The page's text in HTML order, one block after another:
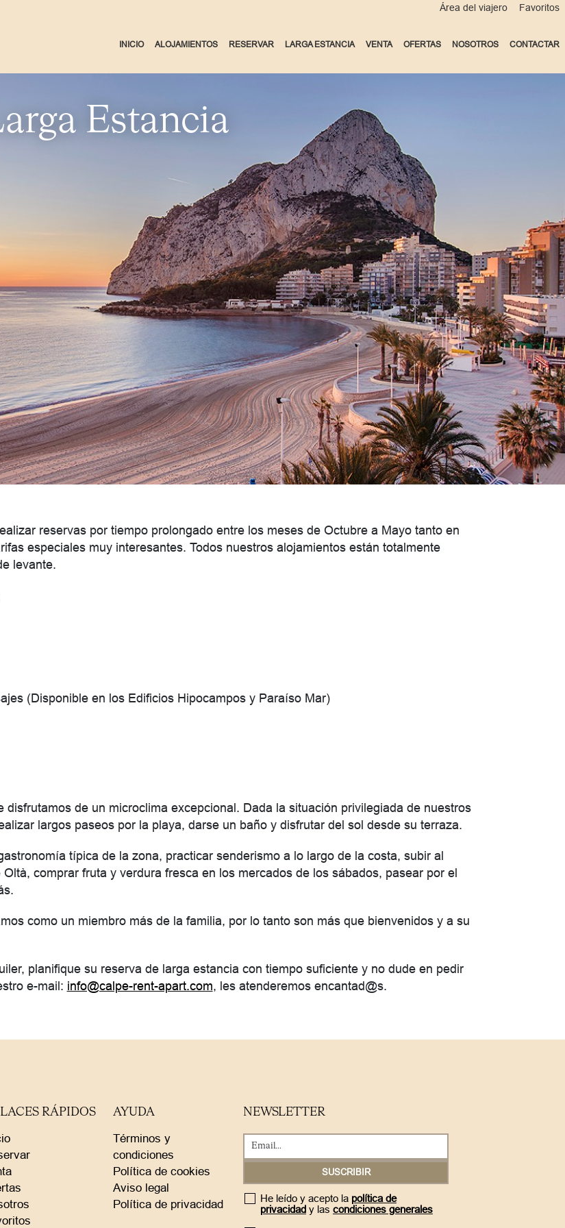
Favoritos
Área del viajero
INICIO ALOJAMIENTOS RESERVAR LARGA ESTANCIA VENTA OFERTAS NOSOTROS CONTACTAR
Estancia
reservas por tiempo prolongado entre los meses de Octubre a Mayo tanto en
especiales muy interesantes. Todos nuestros alojamientos están totalmente
levante.
(Disponible en los Edificios Hipocampos y Paraíso Mar)
de un microclima excepcional. Dada la situación privilegiada de nuestros
largos paseos por la playa, darse un baño y disfrutar del sol desde su terraza.
típica de la zona, practicar senderismo a lo largo de la costa, subir al
comprar fruta y verdura fresca en los mercados de los sábados, pasear por el
como un miembro más de la familia, por lo tanto son más que bienvenidos y a su
planifique su reserva de larga estancia con tiempo suficiente y no dude en pedir
e-mail: info@calpe-rent-apart.com, les atenderemos encantad@s.
RÁPIDOS AYUDA
Términos y
condiciones
Política de cookies
Aviso legal
Política de privacidad
NEWSLETTER
He leído y acepto la política de
privacidady las condiciones generales